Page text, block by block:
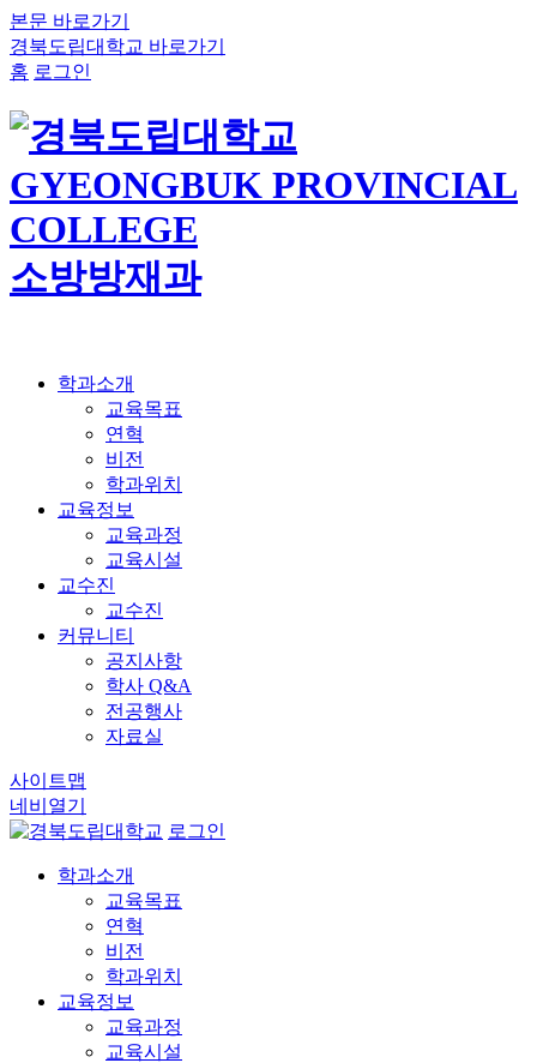
본문 바로가기
경북도립대학교 바로가기
홈 로그인
소방방재과
학과소개
교육목표
연혁
비전
학과위치
교육정보
교육과정
교육시설
교수진
교수진
커뮤니티
공지사항
학사 Q&A
전공행사
자료실
사이트맵
네비열기
로그인
학과소개
교육목표
연혁
비전
학과위치
교육정보
교육과정
교육시설